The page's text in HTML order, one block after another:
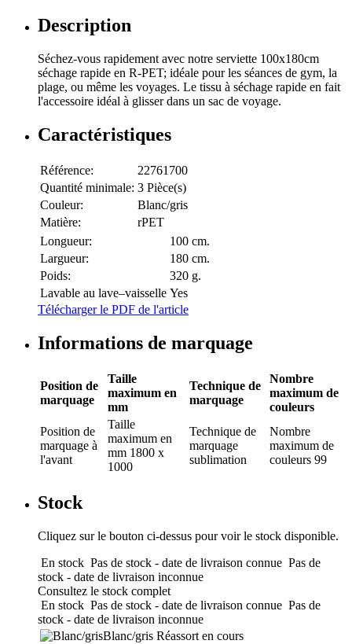
Description
Séchez-vous rapidement avec notre serviette 100x180cm
séchage rapide en R-PET; idéale pour les séances de gym, la
plage, ou même les voyages. Le tissu à séchage rapide en fait
l'accessoire idéal à glisser dans un sac de voyage.
Caractéristiques
Référence:
22761700
Quantité minimale: 3 Pièce(s)
Couleur:
Blanc/gris
Matière:
rPET
Longueur:
100 cm.
Largueur:
180 cm.
Poids:
320 g.
Lavable au lave–vaisselle Yes
Télécharger le PDF de l'article
Informations de marquage
Position de
marquage
Taille
maximum en
mm
Technique de
marquage
Nombre
maximum de
couleurs
Position de
marquage à
l'avant
Taille
maximum en
mm 1800 x
1000
Technique de
marquage
sublimation
Nombre
maximum de
couleurs 99
Stock
Cliquez sur le bouton ci-dessus pour voir le stock disponible.
En stock Pas de stock - date de livraison connue Pas de
stock - date de livraison inconnue
Consultez le stock complet
En stock Pas de stock - date de livraison connue Pas de
stock - date de livraison inconnue
Blanc/gris Réassort en cours